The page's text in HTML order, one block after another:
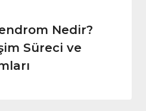
Nedir?
Süreci ve